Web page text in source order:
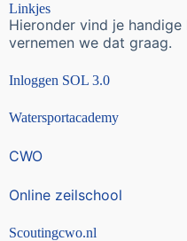
Linkjes
Hieronder vind je
vernemen we dat graag.
Inloggen SOL 3.0
Watersportacademy
CWO
Online zeilschool
Scoutingcwo.nl